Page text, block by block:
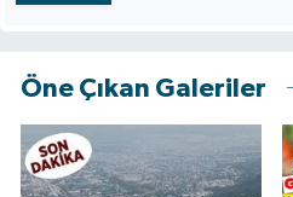
Öne Çıkan Galeriler